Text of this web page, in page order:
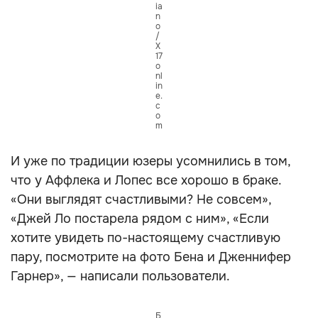
ia
n
o
/
X
17
o
nl
in
e.
c
o
m
И уже по традиции юзеры усомнились в том,
что у Аффлека и Лопес все хорошо в браке.
«Они выглядят счастливыми? Не совсем»,
«Джей Ло постарела рядом с ним», «Если
хотите увидеть по-настоящему счастливую
пару, посмотрите на фото Бена и Дженнифер
Гарнер», — написали пользователи.